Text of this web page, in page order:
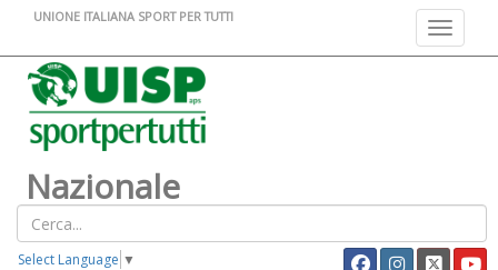
Toggle
UNIONE ITALIANA SPORT PER TUTTI
Nazionale
Select Language ▼